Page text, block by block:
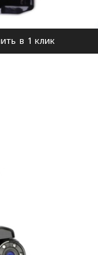
в 1 клик